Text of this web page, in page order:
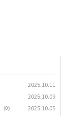
2025.10.11
2025.10.09
(0)
2025.10.05